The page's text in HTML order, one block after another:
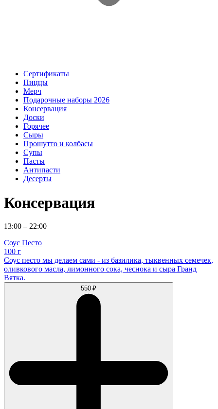
Сертификаты
Пиццы
Мерч
Подарочные наборы 2026
Консервация
Доски
Горячее
Сыры
Прошутто и колбасы
Супы
Пасты
Антипасти
Десерты
Консервация
13:00 – 22:00
Соус Песто
100 г
Соус песто мы делаем сами - из базилика, тыквенных семечек,
оливкового масла, лимонного сока, чеснока и сыра Гранд
Вятка.
550 ₽